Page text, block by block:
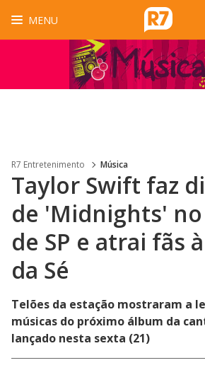
MENU
R7 Entretenimento Música
Taylor Swift faz
de 'Midnights'
de SP e atrai fãs
da Sé
Telões da estação mostraram a
músicas do próximo álbum da
lançado nesta sexta (21)